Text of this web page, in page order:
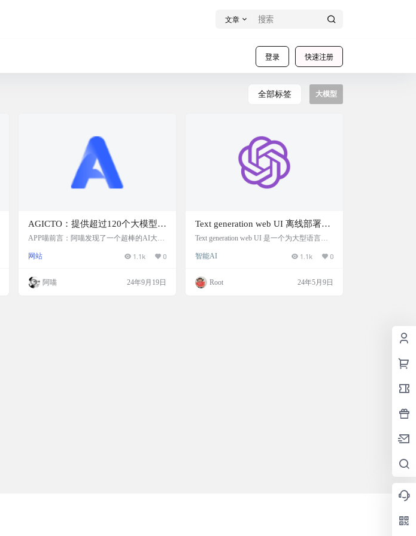
文章
登录 快速注册
全部标签 大模型
AGICTO：提供超过120个大模型支
持的平台，提升AI回答的质量，拥
SDK，提供调试平台和开发文档
APP喵前言：阿喵发现了一个超棒的AI大模
0个不同的大模型，而且还能一键切换，特
是想调试自己的AI模型，AGICTO都能满足
你的需求。而且，他们还有详细的开发文
网站 1.1k 0
阿喵 24年9月19日
Text generation web UI 离线部署运
行的AI语言大模型应用
Text generation web UI 是一个为大型语言模
式和模型后端，支持快速模型切换和多种扩
行脚本安装启动，支持本地服务器使用。 应
用支持自定义聊天角色、LoRA 模型训练和
智能AI 1.1k 0
Root 24年5月9日